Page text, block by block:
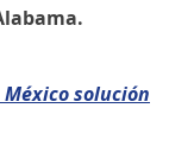
solución